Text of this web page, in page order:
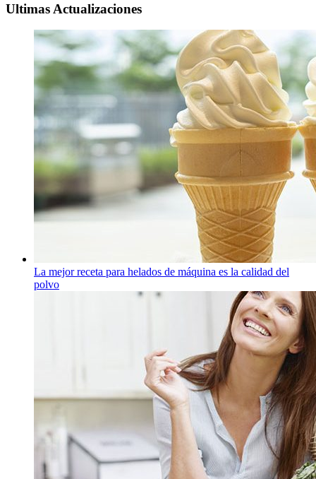
Ultimas Actualizaciones
La mejor receta para helados de máquina es la calidad del
polvo